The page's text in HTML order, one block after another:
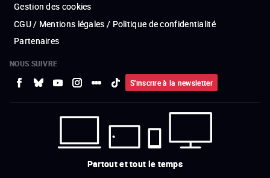
Gestion des cookies
CGU / Mentions légales / Politique de confidentialité
Partenaires
NOUS SUIVRE
S'inscrire à la newsletter
Partout et tout le temps